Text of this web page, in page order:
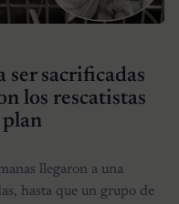
ser sacrificadas
los rescatistas
plan
llegaron a una
hasta que un grupo de